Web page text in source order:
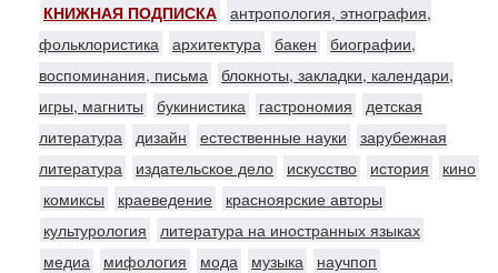
КНИЖНАЯ ПОДПИСКА антропология, этнография,
фольклористика архитектура бакен
биографии,
воспоминания, письма блокноты, закладки, календари,
игры, магниты
букинистика гастрономия
детская
литература дизайн естественные науки
зарубежная
литература
издательское дело искусство история
кино
комиксы
краеведение
красноярские авторы
культурология
литература на иностранных языках
медиа
мифология мода музыка
научпоп